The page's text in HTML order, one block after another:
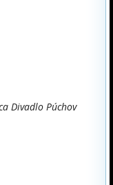
Divadlo Púchov